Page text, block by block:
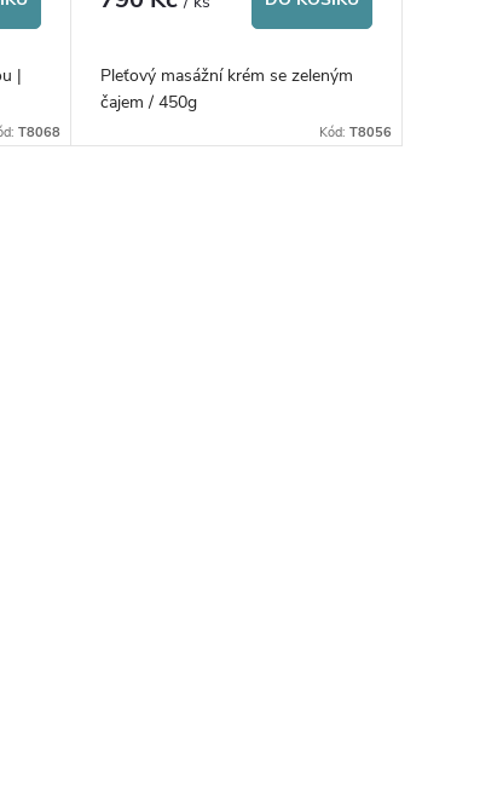
|
T8068
Pleťový masážní krém se zeleným
čajem / 450g
Kód: T8056